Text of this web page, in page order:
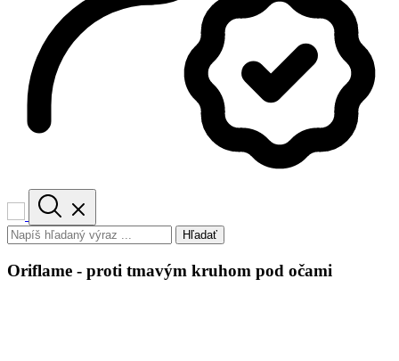
Hľadať
Oriflame - proti tmavým kruhom pod očami